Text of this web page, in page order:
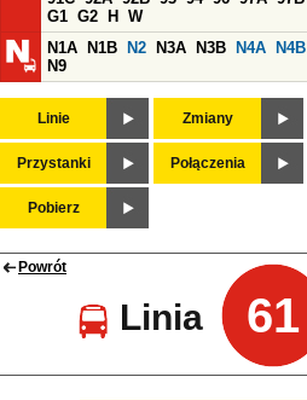
G1 G2 H
W
N1A
N1B N2 N3A N3B N4A N4B
N9
Linie Zmiany
Przystanki Połączenia
Pobierz
Powrót
Linia 61